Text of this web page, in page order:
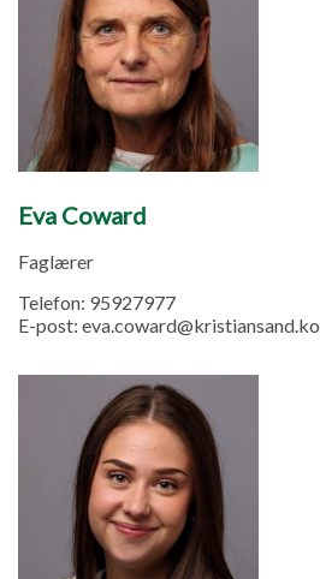
Eva Coward
Faglærer
Telefon: 95927977
E-post: